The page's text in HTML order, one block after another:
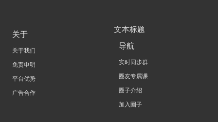
关于
关于我们
免责申明
平台优势
广告合作
文本标题
导航
实时同步群
圈友专属课
圈子介绍
加入圈子